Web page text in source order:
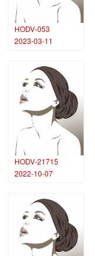
HODV-053
2023-03-11
HODV-21715
2022-10-07